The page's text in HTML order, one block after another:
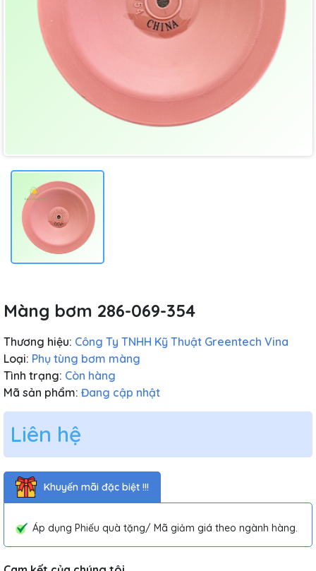
Màng bơm 286-069-354
Thương hiệu: Công Ty TNHH Kỹ Thuật Greentech Vina
Loại: Phụ tùng bơm màng
Tình trạng: Còn hàng
Mã sản phẩm: Đang cập nhật
Liên hệ
Khuyến mãi đặc biệt !!!
Áp dụng Phiếu quà tặng/ Mã giảm giá theo ngành hàng.